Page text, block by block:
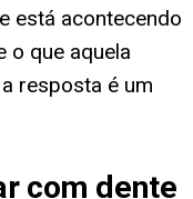
está acontecendo
o que aquela
resposta é um
com dente